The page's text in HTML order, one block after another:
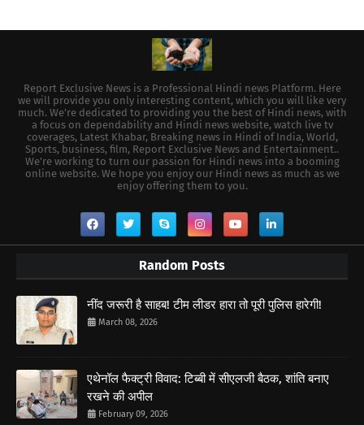
Report Exclusive News is a Professional Hindi news Platform. Here
we will provide you only interesting content, which you will like very
much. We're dedicated to providing you the best of Hindi news, with
a focus on dependability and Hindi news website, watch live tv
coverages, Latest Khabar, Breaking news in Hindi of India, World,
Sports, business, film, Report Exclusive News and Entertainment..
We're working to turn our passion for Hindi news into a booming
online website. We hope you enjoy our Hindi news as much as we
enjoy offering them to you.
Random Posts
नींद जरूरी है साहब! टीम लीडर हारा तो पूरी पुलिस हारेगी!
March 08, 2026
एथेनॉल फैक्ट्री विवाद: टिब्बी में सीएलजी बैठक, शांति बनाए
रखने की अपील
February 09, 2026